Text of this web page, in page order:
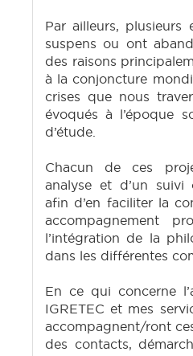
Par ailleurs, plusieurs
suspens ou ont
des raisons
à la conjoncture
crises que nous
évoqués à l’époque
d’étude.
Chacun de ces
analyse et d’un suivi
afin d’en faciliter la
accompagnement
l’intégration de la
dans les différentes
En ce qui concerne
IGRETEC et mes
accompagnent/ront
des contacts,